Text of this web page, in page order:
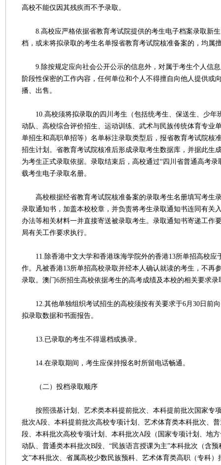
高校不能仅因其残疾而不予录取。
8.高校应严格依据省教育考试院提供的考生电子档案录取新生
档，或未将拟录取的考生名单报省教育考试院核准备案的，均属
9.除按规定应向社会公开公示的信息外，对属于考生个人信息
阶段性保密的工作内容，任何单位和个人不得擅自向他人提供或
播、出售。
10.高校须将拟录取的四川考生（包括统考生、保送生、少年
动队、高校综合评价招生、运动训练、武术与民族传统体育专业
单招生和高职单招等）名单标注录取类型后，报省教育考试院核
招生计划。省教育考试院核准后形成录取考生数据库，并据此生
为考生正式录取依据。录取结束后，高校通过“四川省普通高考录
载考生电子录取名册。
高校根据经省教育考试院核准备案的录取考生名册填写考生
录取通知书，加盖本校校章，并负责将考生录取通知书连同有关
办法等相关材料一并直接寄送被录取考生。录取通知书寄递工作
局有关工作要求执行。
11.除香港中文大学和香港珠海学院外的香港13所单招高校应
作。凡被香港13所单招高校录取并经本人确认就读的考生，不再
录取。澳门6所招生高校依据考生的高考成绩及本校的相关要求录
12.其他单独组织考试招生的高校须按有关要求于6月30日前
拟录取数据和书面报告。
13.已录取的考生不得退档或换录。
14.在录取期间，考生应保持报名时所留电话畅通。
（二）投档录取顺序
按照强基计划、艺术类本科提前批次、本科提前批次国家专
批次A段、本科提前批次高校专项计划、艺术体育类本科批次、
段、本科批次高校专项计划、本科批次A段（国家专项计划、地
动队、普通类本科批次B段、“民族语言授课为主”本科批次（含预
文”本科批次、省属高校少数民族预科、艺术体育类高职（专科）